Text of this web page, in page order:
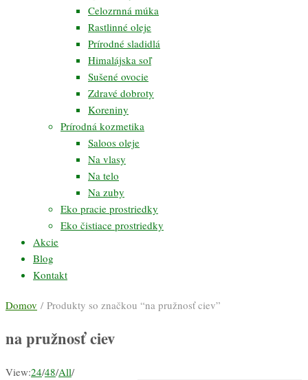
Celozrnná múka
Rastlinné oleje
Prírodné sladidlá
Himalájska soľ
Sušené ovocie
Zdravé dobroty
Koreniny
Prírodná kozmetika
Saloos oleje
Na vlasy
Na telo
Na zuby
Eko pracie prostriedky
Eko čistiace prostriedky
Akcie
Blog
Kontakt
Domov / Produkty so značkou “na pružnosť ciev”
na pružnosť ciev
View:24/48/All/